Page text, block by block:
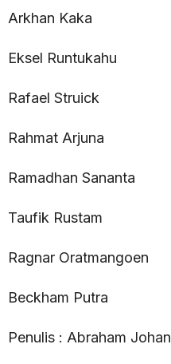
Arkhan Kaka
Eksel Runtukahu
Rafael Struick
Rahmat Arjuna
Ramadhan Sananta
Taufik Rustam
Ragnar Oratmangoen
Beckham Putra
Penulis : Abraham Johan